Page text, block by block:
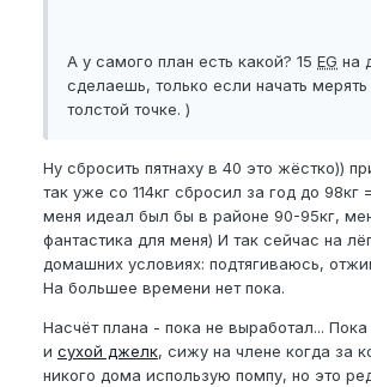
А у самого план есть какой? 15 EG на
сделаешь, только если начать
толстой точке. )
Ну сбросить пятнаху в 40 это жёстко))
так уже со 114кг сбросил за год до 98кг
меня идеал был бы в районе 90-95кг,
фантастика для меня) И так сейчас на
домашних условиях: подтягиваюсь,
На большее времени нет пока.
Насчёт плана - пока не выработал...
и сухой джелк, сижу на члене когда за
никого дома использую помпу, но это